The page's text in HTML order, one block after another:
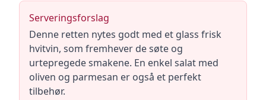
Serveringsforslag
Denne retten nytes godt med et glass frisk
hvitvin, som fremhever de søte og
urtepregede smakene. En enkel salat med
oliven og parmesan er også et perfekt
tilbehør.